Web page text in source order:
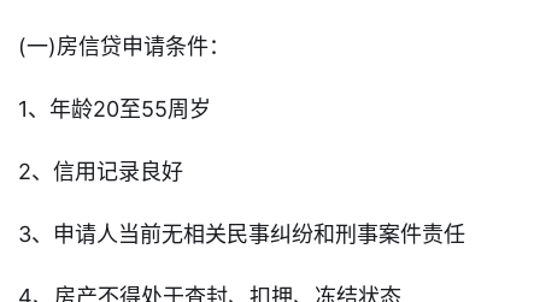
(一)房信贷申请条件：
1、年龄20至55周岁
2、信用记录良好
3、申请人当前无相关民事纠纷和刑事案件责任
4、房产不得处于查封、扣押、冻结状态